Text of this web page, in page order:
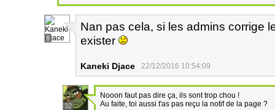
9
Nan pas cela, si les admins corrige
exister
Kaneki Djace 22/12/2016 10:54:09
32
Nooon faut pas dire ça, ils sont trop chou !
Au faite, toi aussi t'as pas reçu la notif de la page ?